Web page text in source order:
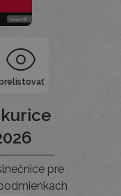
pre